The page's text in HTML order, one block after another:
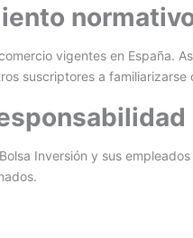
vigentes en España.
suscriptores a
Inversión y sus